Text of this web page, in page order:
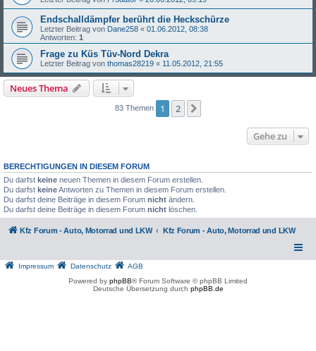
Endschalldämpfer berührt die Heckschürze
Letzter Beitrag von Dane258 « 01.06.2012, 08:38
Antworten: 1
Frage zu Küs Tüv-Nord Dekra
Letzter Beitrag von thomas28219 « 11.05.2012, 21:55
Neues Thema
83 Themen 1 2
Gehe zu
BERECHTIGUNGEN IN DIESEM FORUM
Du darfst keine neuen Themen in diesem Forum erstellen.
Du darfst keineAntworten zu Themen in diesem Forum erstellen.
Du darfst deine Beiträge in diesem Forum nicht ändern.
Du darfst deine Beiträge in diesem Forum nicht löschen.
Kfz Forum - Auto, Motorrad und LKW Kfz Forum - Auto, Motorrad und LKW
Impressum Datenschutz
AGB
Powered by phpBB® Forum Software © phpBB Limited
Deutsche Übersetzung durch phpBB.de